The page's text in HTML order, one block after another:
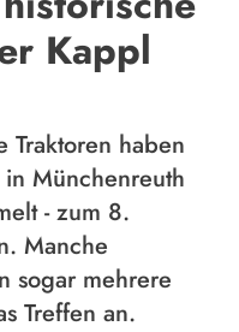
Kappl
Traktoren haben
Münchenreuth
- zum 8.
Manche
sogar mehrere
Treffen an.